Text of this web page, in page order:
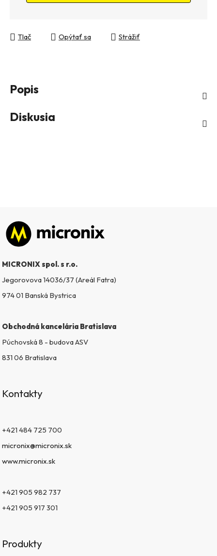
Tlač Opýtať sa Strážiť
Popis
Diskusia
Zápätie
MICRONIX spol. s r.o.
Jegorovova 14036/37 (Areál Fatra)
974 01 Banská Bystrica
Obchodná kancelária Bratislava
Púchovská 8 - budova ASV
831 06 Bratislava
Kontakty
+421 484 725 700
micronix@micronix.sk
www.micronix.sk
+421 905 982 737
+421 905 917 301
Produkty